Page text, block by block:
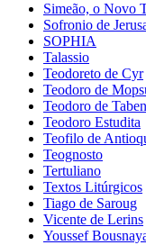
Simeão, o Novo
Sofronio de
SOPHIA
Talassio
Teodoreto de Cyr
Teodoro de
Teodoro de
Teodoro Estudita
Teofilo de
Teognosto
Tertuliano
Textos Litúrgicos
Tiago de Saroug
Vicente de Lerins
Youssef